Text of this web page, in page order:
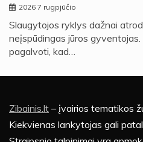
2026 7 rugpjūčio
Slaugytojos ryklys dažnai
neįspūdingas jūros
pagalvoti, kad…
Zibainis.lt – įvairios tematikos
Kiekvienas lankytojas gali